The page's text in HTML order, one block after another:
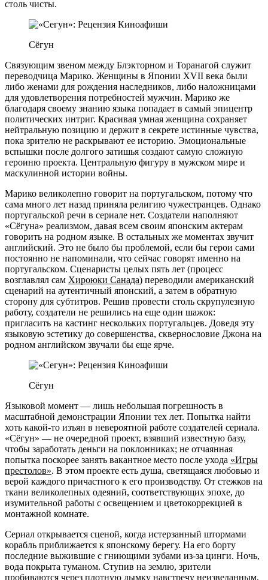
столь чисты.
Сёгун
Связующим звеном между Блэкторном и Торанагой служит
переводчица Марико. Женщины в Японии XVII века были
либо женами для рождения наследников, либо наложницами
для удовлетворения потребностей мужчин. Марико же
благодаря своему знанию языка попадает в самый эпицентр
политических интриг. Красивая умная женщина сохраняет
нейтральную позицию и держит в секрете истинные чувства,
пока зрителю не раскрывают ее историю. Эмоциональные
вспышки после долгого затишья создают самую сложную
героиню проекта. Центральную фигуру в мужском мире и
маскулинной истории войны.
Марико великолепно говорит на португальском, потому что
сама много лет назад приняла религию чужестранцев. Однако
португальской речи в сериале нет. Создатели наполняют
«Сёгуна» реализмом, давая всем своим японским актерам
говорить на родном языке. В остальных же моментах звучит
английский. Это не было бы проблемой, если бы герои сами
постоянно не напоминали, что сейчас говорят именно на
португальском. Сценаристы целых пять лет (процесс
возглавлял сам Хироюки Санада) переводили американский
сценарий на аутентичный японский, а затем в обратную
сторону для субтитров. Решив провести столь скрупулезную
работу, создатели не решились на еще один шажок:
пригласить на кастинг нескольких португальцев. Доведя эту
языковую эстетику до совершенства, сквернословие Джона на
родном английском звучали бы еще ярче.
Сёгун
Языковой момент — лишь небольшая погрешность в
масштабной демонстрации Японии тех лет. Попытка найти
хоть какой-то изъян в невероятной работе создателей сериала.
«Сёгун» — не очередной проект, взявший известную базу,
чтобы заработать деньги на поклонниках; не отчаянная
попытка поскорее занять вакантное место после ухода «Игры
престолов». В этом проекте есть душа, светящаяся любовью и
верой каждого причастного к его производству. От стежков на
ткани великолепных одеяний, соответствующих эпохе, до
изумительной работы с освещением и цветокоррекцией в
монтажной комнате.
Сериал открывается сценой, когда истерзанный штормами
корабль приближается к японскому берегу. На его борту
последние выжившие с гниющими зубами из-за цинги. Ночь,
вода покрыта туманом. Ступив на землю, зрители
пробиваются через плотную дымку навстречу неизведанным,